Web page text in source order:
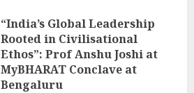
“India’s Global Leadership
Rooted in Civilisational
Ethos”: Prof Anshu Joshi at
MyBHARAT Conclave at
Bengaluru